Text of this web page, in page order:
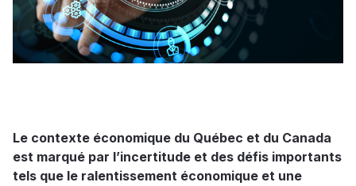
Le contexte économique du Québec et du Canada
est marqué par l’incertitude et des défis importants
tels que le ralentissement économique et une